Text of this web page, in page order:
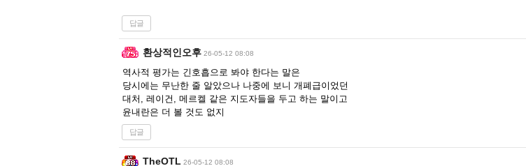
답글
환상적인오후 26-05-12 08:08
역사적 평가는 긴호흡으로 봐야 한다는 말은
당시에는 무난한 줄 알았으나 나중에 보니 개폐급이었던
대처, 레이건, 메르켈 같은 지도자들을 두고 하는 말이고
윤내란은 더 볼 것도 없지
답글
TheOTL 26-05-12 08:08